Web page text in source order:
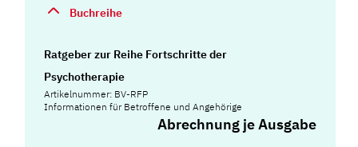
Buchreihe
Ratgeber zur Reihe Fortschritte der
Psychotherapie
Artikelnummer: BV-RFP
Informationen für Betroffene und Angehörige
Abrechnung je Ausgabe